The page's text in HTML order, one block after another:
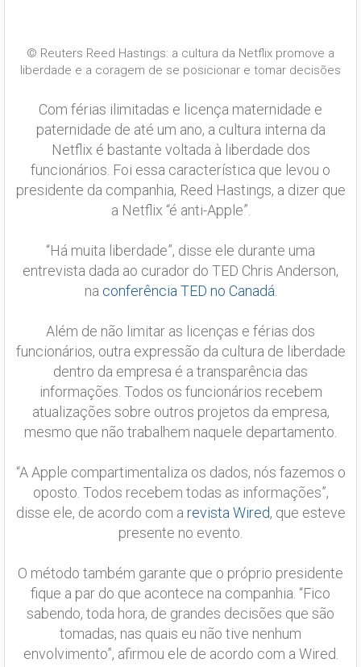
© Reuters Reed Hastings: a cultura da Netflix promove a
liberdade e a coragem de se posicionar e tomar decisões
Com férias ilimitadas e licença maternidade e
paternidade de até um ano, a cultura interna da
Netflix é bastante voltada à liberdade dos
funcionários. Foi essa característica que levou o
presidente da companhia, Reed Hastings, a dizer que
a Netflix “é anti-Apple”.
“Há muita liberdade”, disse ele durante uma
entrevista dada ao curador do TED Chris Anderson,
na conferência TED no Canadá
Além de não limitar as licenças e férias dos
funcionários, outra expressão da cultura de liberdade
dentro da empresa é a transparência das
informações. Todos os funcionários recebem
atualizações sobre outros projetos da empresa,
mesmo que não trabalhem naquele departamento.
“A Apple compartimentaliza os dados, nós fazemos o
oposto. Todos recebem todas as informações”,
disse ele, de acordo com a revista Wired, que esteve
presente no evento.
O método também garante que o próprio presidente
fique a par do que acontece na companhia. “Fico
sabendo, toda hora, de grandes decisões que são
tomadas, nas quais eu não tive nenhum
envolvimento”, afirmou ele de acordo com a Wired.